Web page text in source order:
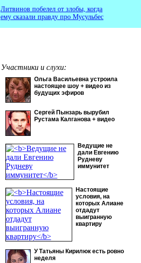
Литвинов побелел от злобы, когда
ему сказали правду про Мусульбес
Участники и слухи:
Ольга Васильевна устроила
настоящее шоу + видео из
будущих эфиров
Сергей Пынзарь вырубил
Рустама Калганова + видео
Ведущие не
дали Евгению
Рудневу
иммунитет
Настоящие
условия, на
которых Алиане
отдадут
выигранную
квартиру
У Татьяны Кирилюк есть ровно
неделя